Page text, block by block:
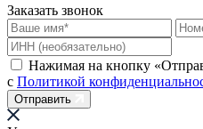
Заказать звонок
Нажимая на кнопку
с Политикой
Отправить